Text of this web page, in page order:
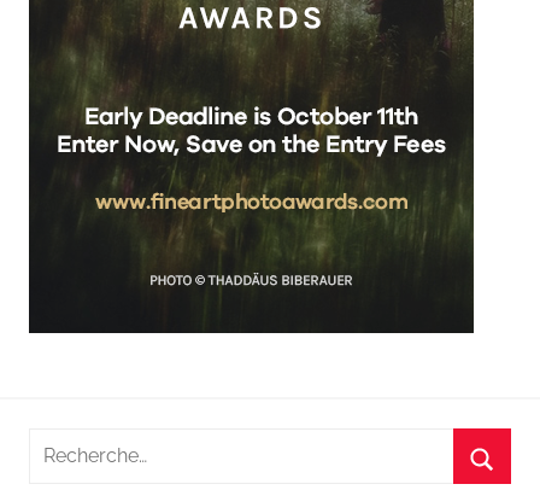
Recherche